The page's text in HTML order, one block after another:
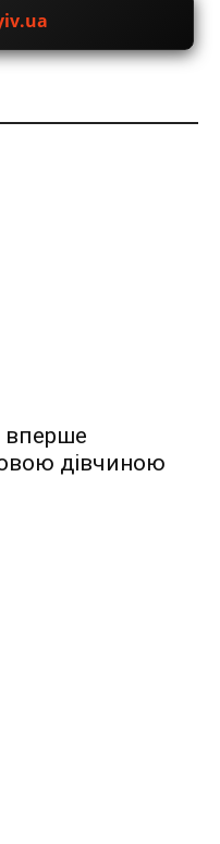
вперше
дівчиною